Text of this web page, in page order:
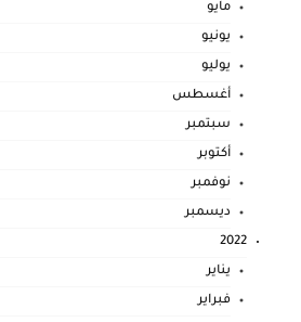
مايو
يونيو
يوليو
أغسطس
سبتمبر
أكتوبر
نوفمبر
ديسمبر
2022
يناير
فبراير